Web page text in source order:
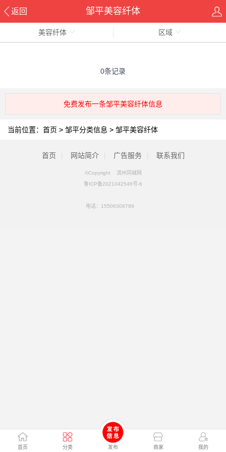
返回 邹平美容纤体
首页 分类 发布 商家 我的
美容纤体 区域
0条记录
免费发布一条邹平美容纤体信息
当前位置： 首页 > 邹平分类信息 > 邹平美容纤体
首页 网站简介 广告服务 联系我们
©Copyright 滨州同城网
鲁ICP备2021042546号-6
电话： 15506308789